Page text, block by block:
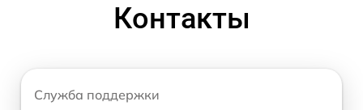
Контакты
Служба поддержки